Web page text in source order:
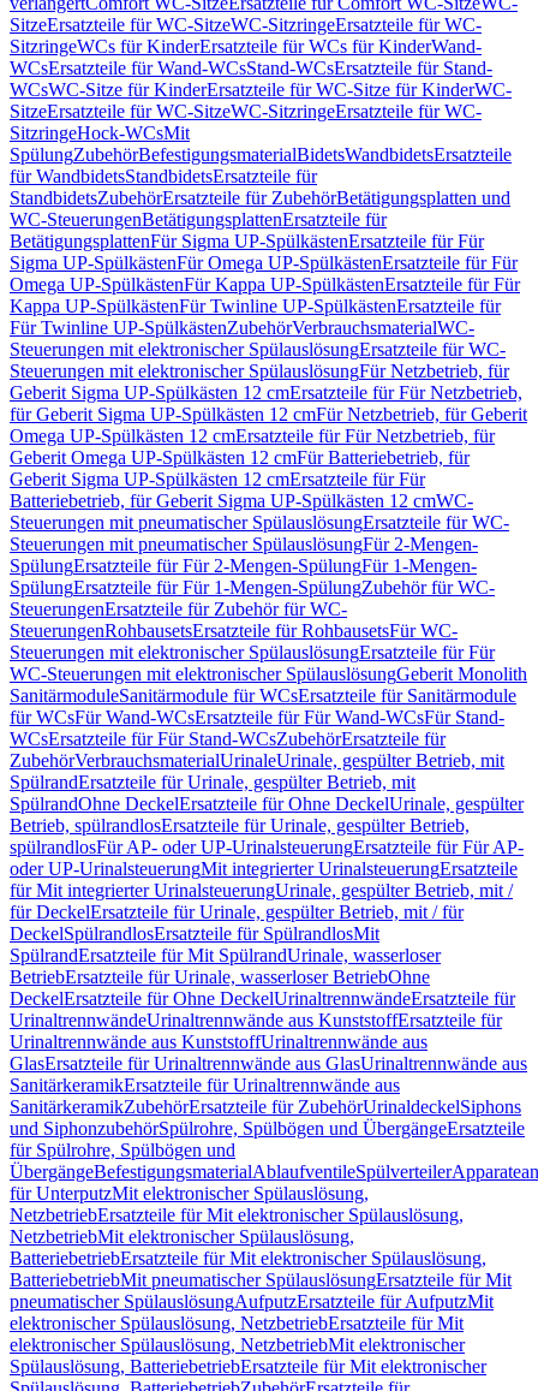
SitzeErsatzteile für WC-SitzeWC-SitzringeErsatzteile für WC-
SitzringeWCs für KinderErsatzteile für WCs für KinderWand-
WCsErsatzteile für Wand-WCsStand-WCsErsatzteile für Stand-
WCsWC-Sitze für KinderErsatzteile für WC-Sitze für KinderWC-
SitzeErsatzteile für WC-SitzeWC-SitzringeErsatzteile für WC-
SitzringeHock-WCsMit
SpülungZubehörBefestigungsmaterialBidetsWandbidetsErsatzteile
für WandbidetsStandbidetsErsatzteile für
StandbidetsZubehörErsatzteile für ZubehörBetätigungsplatten und
WC-SteuerungenBetätigungsplattenErsatzteile für
BetätigungsplattenFür Sigma UP-SpülkästenErsatzteile für Für
Sigma UP-SpülkästenFür Omega UP-SpülkästenErsatzteile für Für
Omega UP-SpülkästenFür Kappa UP-SpülkästenErsatzteile für Für
Kappa UP-SpülkästenFür Twinline UP-SpülkästenErsatzteile für
Für Twinline UP-SpülkästenZubehörVerbrauchsmaterialWC-
Steuerungen mit elektronischer SpülauslösungErsatzteile für WC-
Steuerungen mit elektronischer SpülauslösungFür Netzbetrieb, für
Geberit Sigma UP-Spülkästen 12 cmErsatzteile für Für Netzbetrieb,
für Geberit Sigma UP-Spülkästen 12 cmFür Netzbetrieb, für Geberit
Omega UP-Spülkästen 12 cmErsatzteile für Für Netzbetrieb, für
Geberit Omega UP-Spülkästen 12 cmFür Batteriebetrieb, für
Geberit Sigma UP-Spülkästen 12 cmErsatzteile für Für
Batteriebetrieb, für Geberit Sigma UP-Spülkästen 12 cmWC-
Steuerungen mit pneumatischer SpülauslösungErsatzteile für WC-
Steuerungen mit pneumatischer SpülauslösungFür 2-Mengen-
SpülungErsatzteile für Für 2-Mengen-SpülungFür 1-Mengen-
SpülungErsatzteile für Für 1-Mengen-SpülungZubehör für WC-
SteuerungenErsatzteile für Zubehör für WC-
SteuerungenRohbausetsErsatzteile für RohbausetsFür WC-
Steuerungen mit elektronischer SpülauslösungErsatzteile für Für
WC-Steuerungen mit elektronischer SpülauslösungGeberit Monolith
SanitärmoduleSanitärmodule für WCsErsatzteile für Sanitärmodule
für WCsFür Wand-WCsErsatzteile für Für Wand-WCsFür Stand-
WCsErsatzteile für Für Stand-WCsZubehörErsatzteile für
ZubehörVerbrauchsmaterialUrinaleUrinale, gespülter Betrieb, mit
SpülrandErsatzteile für Urinale, gespülter Betrieb, mit
SpülrandOhne DeckelErsatzteile für Ohne DeckelUrinale, gespülter
Betrieb, spülrandlosErsatzteile für Urinale, gespülter Betrieb,
spülrandlosFür AP- oder UP-UrinalsteuerungErsatzteile für Für AP-
oder UP-UrinalsteuerungMit integrierter UrinalsteuerungErsatzteile
für Mit integrierter UrinalsteuerungUrinale, gespülter Betrieb, mit /
für DeckelErsatzteile für Urinale, gespülter Betrieb, mit / für
DeckelSpülrandlosErsatzteile für SpülrandlosMit
SpülrandErsatzteile für Mit SpülrandUrinale, wasserloser
BetriebErsatzteile für Urinale, wasserloser BetriebOhne
DeckelErsatzteile für Ohne DeckelUrinaltrennwändeErsatzteile für
UrinaltrennwändeUrinaltrennwände aus KunststoffErsatzteile für
Urinaltrennwände aus KunststoffUrinaltrennwände aus
GlasErsatzteile für Urinaltrennwände aus GlasUrinaltrennwände aus
SanitärkeramikErsatzteile für Urinaltrennwände aus
SanitärkeramikZubehörErsatzteile für ZubehörUrinaldeckelSiphons
und SiphonzubehörSpülrohre, Spülbögen und ÜbergängeErsatzteile
für Spülrohre, Spülbögen und
ÜbergängeBefestigungsmaterialAblaufventileSpülverteiler
für UnterputzMit elektronischer Spülauslösung,
NetzbetriebErsatzteile für Mit elektronischer Spülauslösung,
NetzbetriebMit elektronischer Spülauslösung,
BatteriebetriebErsatzteile für Mit elektronischer Spülauslösung,
BatteriebetriebMit pneumatischer SpülauslösungErsatzteile für Mit
pneumatischer SpülauslösungAufputzErsatzteile für AufputzMit
elektronischer Spülauslösung, NetzbetriebErsatzteile für Mit
elektronischer Spülauslösung, NetzbetriebMit elektronischer
Spülauslösung, BatteriebetriebErsatzteile für Mit elektronischer